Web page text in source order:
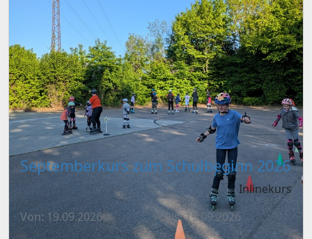
Septemberkurs zum Schulbeginn 2026
Inlinekurs
Von: 19.09.2026
Bis: 19.09.2026